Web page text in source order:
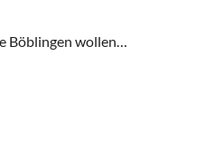
Böblingen wollen…